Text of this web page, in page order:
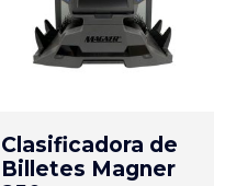
Clasificadora de
Billetes Magner